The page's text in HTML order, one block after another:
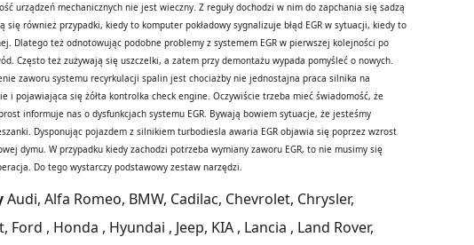
urządzeń mechanicznych nie jest wieczny. Z reguły dochodzi w nim do zapchania się sadzą
się również przypadki, kiedy to komputer pokładowy sygnalizuje błąd EGR w sytuacji, kiedy to
Dlatego też odnotowując podobne problemy z systemem EGR w pierwszej kolejności po
Często też zużywają się uszczelki, a zatem przy demontażu wypada pomyśleć o nowych.
zaworu systemu recyrkulacji spalin jest chociażby nie jednostajna praca silnika na
i pojawiająca się żółta kontrolka check engine. Oczywiście trzeba mieć świadomość, że
informuje nas o dysfunkcjach systemu EGR. Bywają bowiem sytuacje, że jesteśmy
Dysponując pojazdem z silnikiem turbodiesla awaria EGR objawia się poprzez wzrost
dymu. W przypadku kiedy zachodzi potrzeba wymiany zaworu EGR, to nie musimy się
Do tego wystarczy podstawowy zestaw narzędzi.
Audi, Alfa Romeo, BMW, Cadilac, Chevrolet, Chrysler,
Ford , Honda , Hyundai , Jeep, KIA , Lancia , Land Rover,